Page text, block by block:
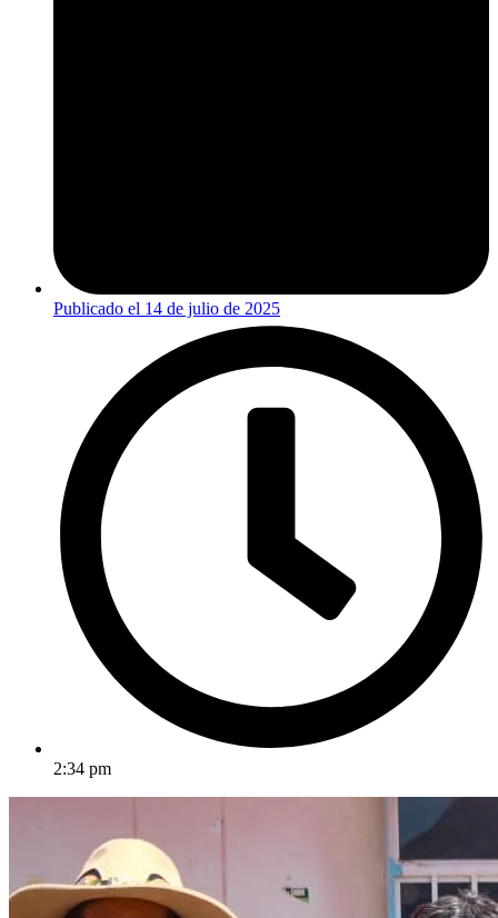
Publicado el 14 de julio de 2025
2:34 pm